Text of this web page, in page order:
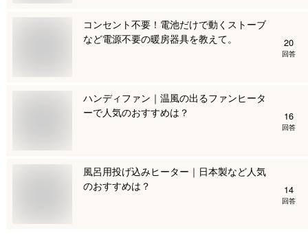
コンセント不要！電池だけで動くストーブ
など電源不要の暖房器具を教えて。
20
回答
ハンディファン｜温風の出るファンヒータ
ーで人気のおすすめは？
16
回答
風呂用投げ込みヒーター｜日本製など人気
のおすすめは？
14
回答